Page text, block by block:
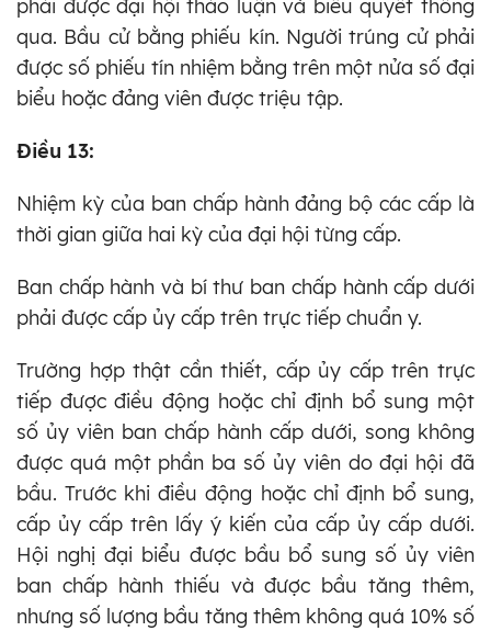
phải được đại hội thảo luận và biểu quyết thông
qua. Bầu cử bằng phiếu kín. Người trúng cử phải
được số phiếu tín nhiệm bằng trên một nửa số đại
biểu hoặc đảng viên được triệu tập.
Điều 13:
Nhiệm kỳ của ban chấp hành đảng bộ các cấp là
thời gian giữa hai kỳ của đại hội từng cấp.
Ban chấp hành và bí thư ban chấp hành cấp dưới
phải được cấp ủy cấp trên trực tiếp chuẩn y.
Trường hợp thật cần thiết, cấp ủy cấp trên trực
tiếp được điều động hoặc chỉ định bổ sung một
số ủy viên ban chấp hành cấp dưới, song không
được quá một phần ba số ủy viên do đại hội đã
bầu. Trước khi điều động hoặc chỉ định bổ sung,
cấp ủy cấp trên lấy ý kiến của cấp ủy cấp dưới.
Hội nghị đại biểu được bầu bổ sung số ủy viên
ban chấp hành thiếu và được bầu tăng thêm,
nhưng số lượng bầu tăng thêm không quá 10% số